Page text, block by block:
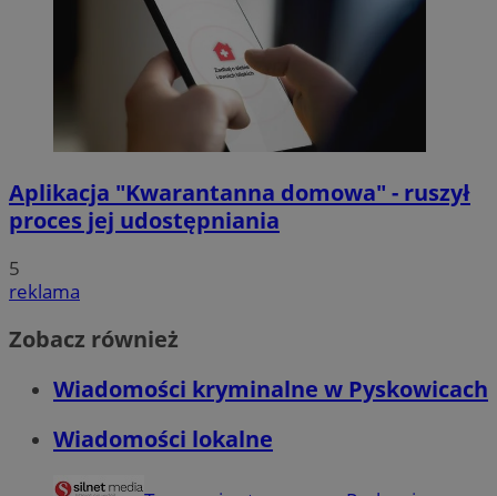
Aplikacja "Kwarantanna domowa" - ruszył
proces jej udostępniania
5
reklama
Zobacz również
Wiadomości kryminalne w Pyskowicach
Wiadomości lokalne